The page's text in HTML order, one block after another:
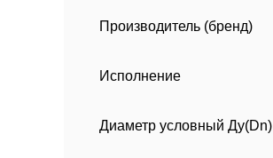
Производитель (бренд)
Исполнение
Диаметр условный Ду(Dn)